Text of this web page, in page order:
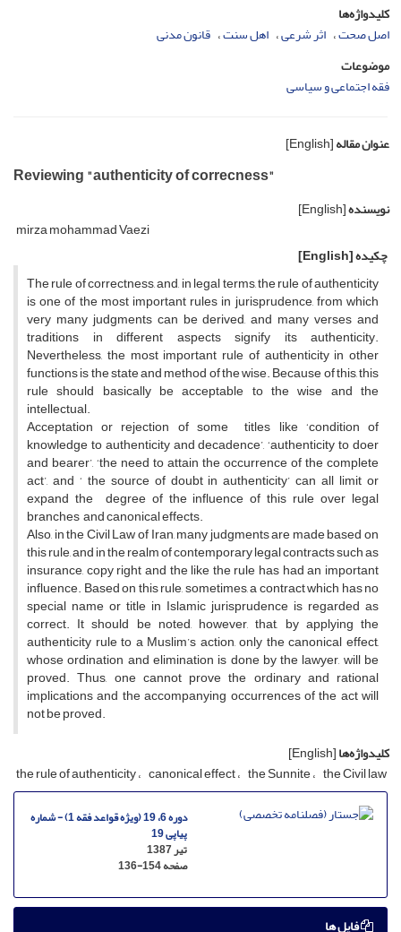
کلیدواژه‌ها
اصل صحت اثر شرعی اهل سنت قانون مدنی
موضوعات
فقه اجتماعی و سیاسی
عنوان مقاله[English]
Reviewing "authenticity of correcness"
نویسنده[English]
mirza mohammad Vaezi
چکیده[English]
The rule of correctness, and, in legal terms, the rule of authenticity
is one of the most important rules in jurisprudence, from which
very many judgments can be derived, and many verses and
traditions in different aspects signify its authenticity.
Nevertheless, the most important rule of authenticity in other
functions is the state and method of the wise. Because of this, this
rule should basically be acceptable to the wise and the
intellectual.
Acceptation or rejection of some titles like ‘condition of
knowledge to authenticity and decadence’, ‘authenticity to doer
and bearer’, ‘the need to attain the occurrence of the complete
act’, and ‘ the source of doubt in authenticity’ can all limit or
expand the degree of the influence of this rule over legal
branches and canonical effects.
Also, in the Civil Law of Iran, many judgments are made based on
this rule, and in the realm of contemporary legal contracts such as
insurance, copy right and the like the rule has had an important
influence. Based on this rule, sometimes, a contract which has no
special name or title in Islamic jurisprudence is regarded as
correct. It should be noted, however, that, by applying the
authenticity rule to a Muslim’s action, only the canonical effect,
whose ordination and elimination is done by the lawyer, will be
proved. Thus, one cannot prove the ordinary and rational
implications and the accompanying occurrences of the act will
not be proved.
کلیدواژه‌ها[English]
the rule of authenticity canonical effect the Sunnite the Civil law
دوره 6، 19 (ویژه قواعد فقه 1) - شماره
پیاپی 19
تیر 1387
صفحه136-154
فایل ها